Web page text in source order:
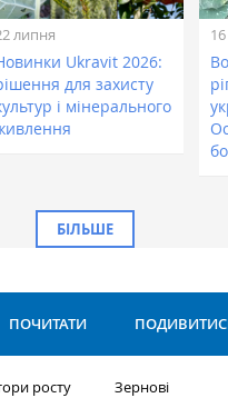
липня
Ukravit 2026:
для захисту
і мінерального
БІЛЬШЕ
ПОЧИТАТИ
росту
Зернові